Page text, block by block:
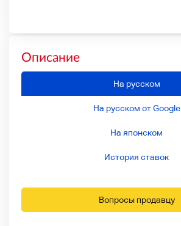
Описание
На русском
На русском от Google
На японском
История ставок
Вопросы продавцу